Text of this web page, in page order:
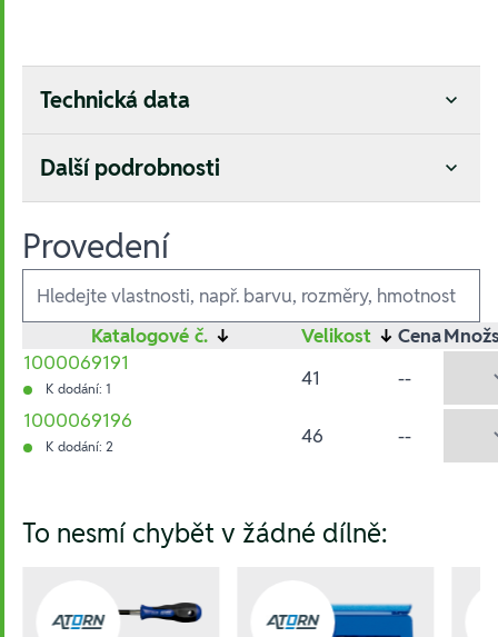
Technická data
Další podrobnosti
Provedení
Ausführungen
Katalogové č. ↓ Velikost ↓ Cena
1000069191
K dodání: 1 41
--
1000069196
K dodání: 2 46
--
To nesmí chybět v žádné dílně: